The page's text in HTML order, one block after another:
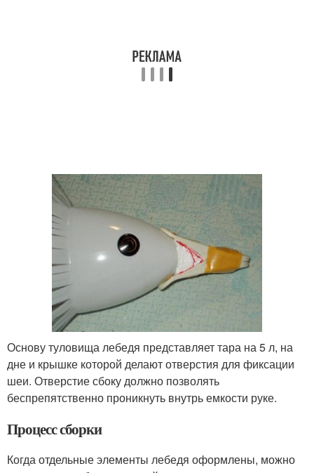
Основу туловища лебедя представляет тара на 5 л, на
дне и крышке которой делают отверстия для фиксации
шеи. Отверстие сбоку должно позволять
беспрепятственно проникнуть внутрь емкости руке.
Процесс сборки
Когда отдельные элементы лебедя оформлены, можно